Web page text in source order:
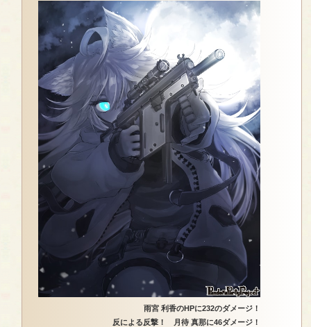
雨宮 利香のHPに232のダメージ！
反による反撃！ 月待 真那に46ダメージ！